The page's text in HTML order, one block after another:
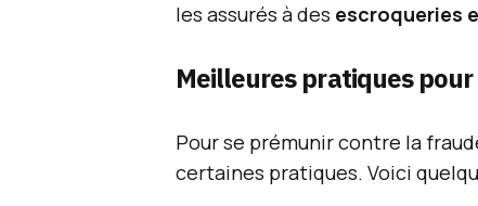
les assurés à des escroqueries
Meilleures pratiques
Pour se prémunir contre la
certaines pratiques. Voici